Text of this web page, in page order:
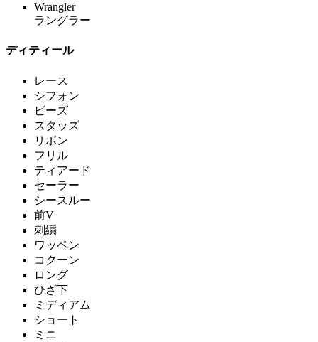
Wrangler
ラングラー
ディティール
レース
シフォン
ビーズ
スタッズ
リボン
フリル
ティアード
セーラー
シースルー
前V
刺繍
ワッペン
コクーン
ロング
ひざ下
ミディアム
ショート
ミニ